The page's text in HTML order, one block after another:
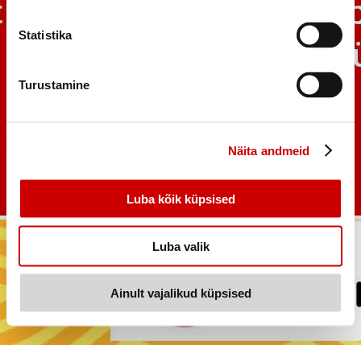
Statistika
Turustamine
Näita andmeid
Luba kõik küpsised
Luba valik
Ainult vajalikud küpsised